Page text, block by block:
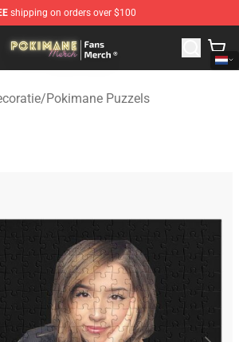
shipping on orders over $100
- Official Pokimane Merchandise Shop
/Pokimane Puzzels